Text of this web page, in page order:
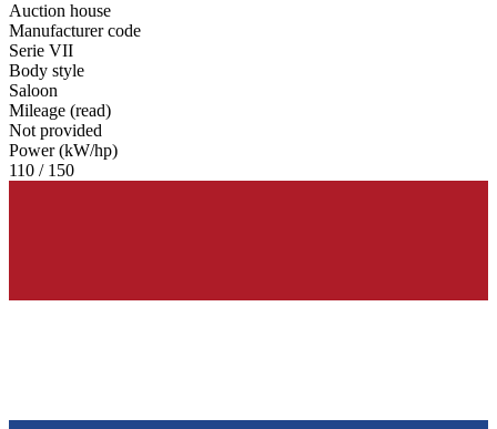
Auction house
Manufacturer code
Serie VII
Body style
Saloon
Mileage (read)
Not provided
Power (kW/hp)
110 / 150